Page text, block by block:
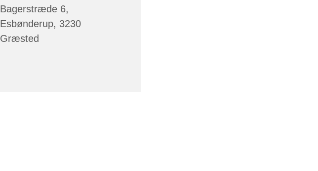
Bagerstræde 6,
Esbønderup, 3230
Græsted